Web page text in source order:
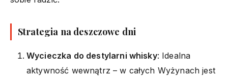
Strategia na deszczowe dni
Wycieczka do destylarni whisky: Idealna
aktywność wewnątrz – w całych Wyżynach jest